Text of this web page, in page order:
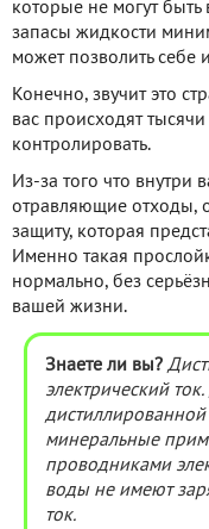
которые не могут
запасы жидкости
может позволить себе
Конечно, звучит это
вас происходят
контролировать.
Из-за того что внутри
отравляющие отходы,
защиту, которая
Именно такая
нормально, без
вашей жизни.
Знаете ли вы?
электрический
дистиллированной
минеральные
проводниками
воды не имеют
ток.